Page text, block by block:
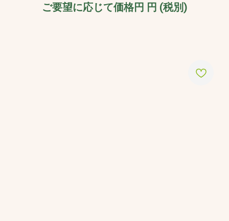
ご要望に応じて価格円 円 (税別)